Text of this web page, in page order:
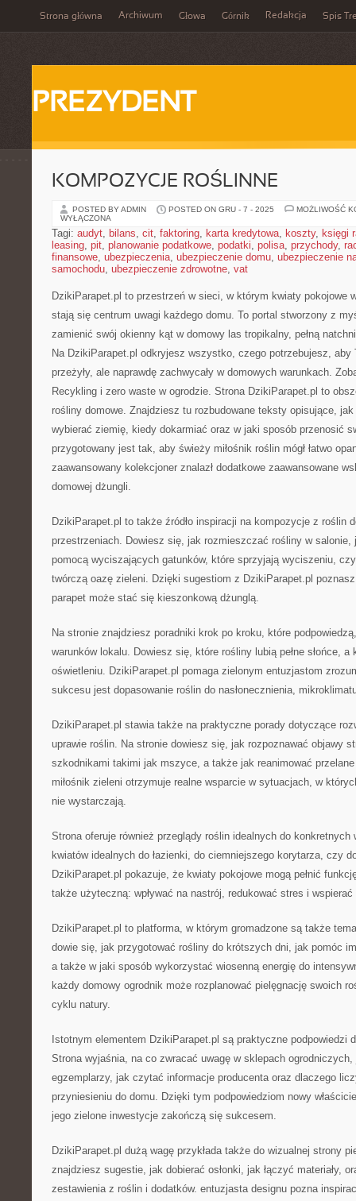
Strona główna Archiwum Głowa Górnik Redakcja Spis
PREZYDENT
KOMPOZYCJE ROŚLINNE
POSTED BY ADMIN POSTED ON GRU - 7 - 2025
MOŻLIWOŚĆ
WYŁĄCZONA
Tagi: audyt, bilans, cit, faktoring, karta kredytowa, koszty, księgi
leasing, pit, planowanie podatkowe, podatki, polisa, przychody,
finansowe, ubezpieczenia, ubezpieczenie domu, ubezpieczenie
samochodu, ubezpieczenie zdrowotne, vat
DzikiParapet.pl to przestrzeń w sieci, w którym kwiaty pokojowe
stają się centrum uwagi każdego domu. To portal stworzony z
zamienić swój okienny kąt w domowy las tropikalny, pełną
Na DzikiParapet.pl odkryjesz wszystko, czego potrzebujesz, aby
przeżyły, ale naprawdę zachwycały w domowych warunkach.
Recykling i zero waste w ogrodzie. Strona DzikiParapet.pl to
rośliny domowe. Znajdziesz tu rozbudowane teksty opisujące,
wybierać ziemię, kiedy dokarmiać oraz w jaki sposób przenosić
przygotowany jest tak, aby świeży miłośnik roślin mógł łatwo
zaawansowany kolekcjoner znalazł dodatkowe zaawansowane
domowej dżungli.
DzikiParapet.pl to także źródło inspiracji na kompozycje z roślin
przestrzeniach. Dowiesz się, jak rozmieszczać rośliny w
pomocą wyciszających gatunków, które sprzyjają wyciszeniu,
twórczą oazę zieleni. Dzięki sugestiom z DzikiParapet.pl
parapet może stać się kieszonkową dżunglą.
Na stronie znajdziesz poradniki krok po kroku, które
warunków lokalu. Dowiesz się, które rośliny lubią pełne słońce, a
oświetleniu. DzikiParapet.pl pomaga zielonym entuzjastom
sukcesu jest dopasowanie roślin do nasłonecznienia,
DzikiParapet.pl stawia także na praktyczne porady dotyczące
uprawie roślin. Na stronie dowiesz się, jak rozpoznawać objawy
szkodnikami takimi jak mszyce, a także jak reanimować
miłośnik zieleni otrzymuje realne wsparcie w sytuacjach, w
nie wystarczają.
Strona oferuje również przeglądy roślin idealnych do
kwiatów idealnych do łazienki, do ciemniejszego korytarza, czy
DzikiParapet.pl pokazuje, że kwiaty pokojowe mogą pełnić
także użyteczną: wpływać na nastrój, redukować stres i
DzikiParapet.pl to platforma, w którym gromadzone są także
dowie się, jak przygotować rośliny do krótszych dni, jak pomóc
a także w jaki sposób wykorzystać wiosenną energię do
każdy domowy ogrodnik może rozplanować pielęgnację swoich
cyklu natury.
Istotnym elementem DzikiParapet.pl są praktyczne podpowiedzi
Strona wyjaśnia, na co zwracać uwagę w sklepach
egzemplarzy, jak czytać informacje producenta oraz dlaczego
przyniesieniu do domu. Dzięki tym podpowiedziom nowy
jego zielone inwestycje zakończą się sukcesem.
DzikiParapet.pl dużą wagę przykłada także do wizualnej strony
znajdziesz sugestie, jak dobierać osłonki, jak łączyć materiały,
zestawienia z roślin i dodatków. entuzjasta designu pozna